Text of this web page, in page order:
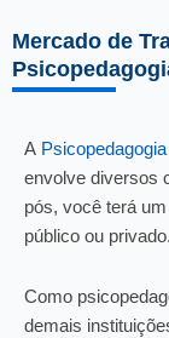
Mercado de
A Psicopedagogia
envolve diversos
pós, você terá
público ou privado.
Como
demais